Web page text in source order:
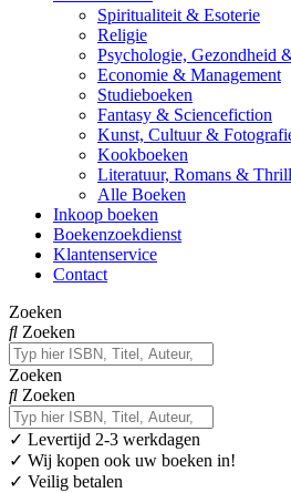
Spiritualiteit & Esoterie
Religie
Psychologie, Gezondheid
Economie & Management
Studieboeken
Fantasy & Sciencefiction
Kunst, Cultuur &
Kookboeken
Literatuur, Romans &
Alle Boeken
Inkoop boeken
Boekenzoekdienst
Klantenservice
Contact
Zoeken
Zoeken
Zoeken
Zoeken
✓ Levertijd 2-3 werkdagen
✓ Wij kopen ook uw boeken in!
✓ Veilig betalen